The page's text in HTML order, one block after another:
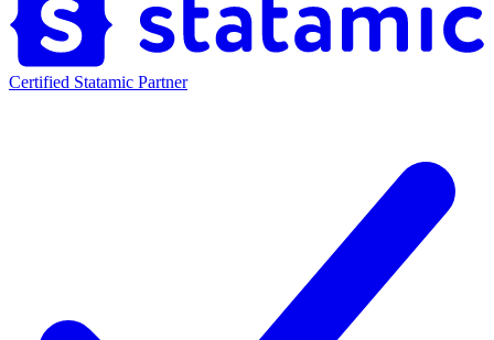
Certified Statamic Partner